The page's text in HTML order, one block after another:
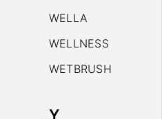
WELLA
WELLNESS
WETBRUSH
Y